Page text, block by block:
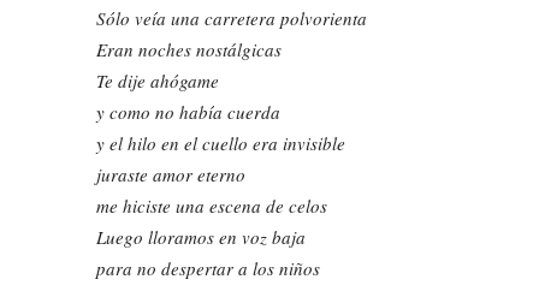
Sólo veía una carretera polvorienta
Eran noches nostálgicas
Te dije ahógame
y como no había cuerda
y el hilo en el cuello era invisible
juraste amor eterno
me hiciste una escena de celos
Luego lloramos en voz baja
para no despertar a los niños